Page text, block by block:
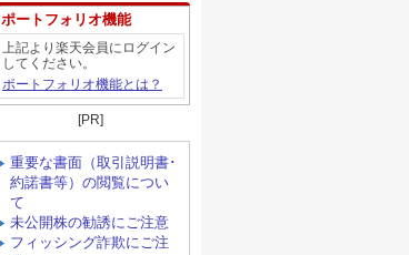
ポートフォリオ機能
上記より楽天会員にログイン
してください。
ポートフォリオ機能とは？
[PR]
重要な書面（取引説明書･
約諾書等）の閲覧につい
て
未公開株の勧誘にご注意
フィッシング詐欺にご注